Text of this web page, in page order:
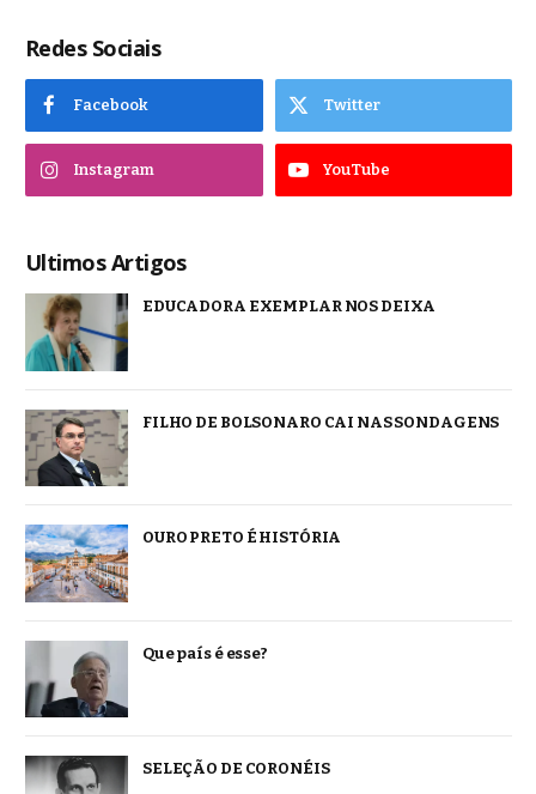
Redes Sociais
Facebook Twitter
Instagram YouTube
Ultimos Artigos
EDUCADORA EXEMPLAR NOS DEIXA
FILHO DE BOLSONARO CAI NAS SONDAGENS
OURO PRETO É HISTÓRIA
Que país é esse?
SELEÇÃO DE CORONÉIS